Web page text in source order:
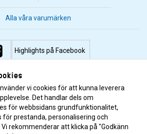
Alla våra varumärken
Highlights på Facebook
Highlights på Instagram
Highlights på Youtube
Highlights på Tiktok
vi cookies för att kunna leverera
Det handlar dels om
för webbsidans grundfunktionalitet,
för prestanda, personalisering och
rekommenderar att klicka på "Godkänn